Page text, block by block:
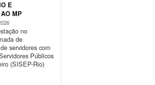
E
MP
no
de
servidores com
Públicos
(SISEP-Rio)